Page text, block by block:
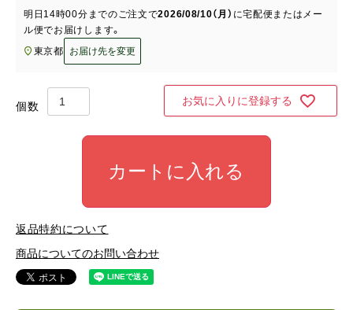
明日 14時00分 までのご注文で2026/08/10（月） に宅配便またはメー
ル便でお届けします。
東京都
お届け先を変更
お気に入りに登録する
カートに入れる
返品特約について
商品についてのお問い合わせ